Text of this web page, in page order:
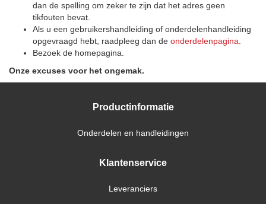
dan de spelling om zeker te zijn dat het adres geen
tikfouten bevat.
Als u een gebruikershandleiding of onderdelenhandleiding
opgevraagd hebt, raadpleeg dan de onderdelenpagina
Bezoek de homepagina.
Onze excuses voor het ongemak.
Productinformatie
Onderdelen en handleidingen
Klantenservice
Leveranciers